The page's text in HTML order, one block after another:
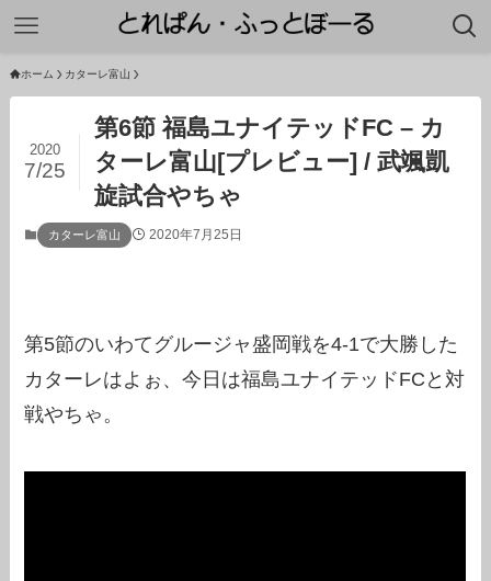
ホーム カターレ富山
第6節 福島ユナイテッドFC – カ
ターレ富山[プレビュー] / 武颯凱
旋試合やちゃ
2020
7/25
カターレ富山 2020年7月25日
第5節のいわてグルージャ盛岡戦を4-1で大勝した
カターレはよぉ、今日は福島ユナイテッドFCと対
戦やちゃ。